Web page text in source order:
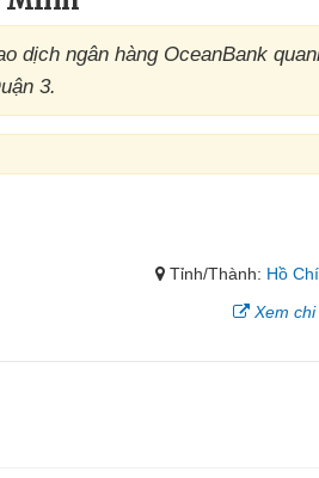
dịch ngân hàng OceanBank
3.
Tỉnh/Thành: Hồ
Xem